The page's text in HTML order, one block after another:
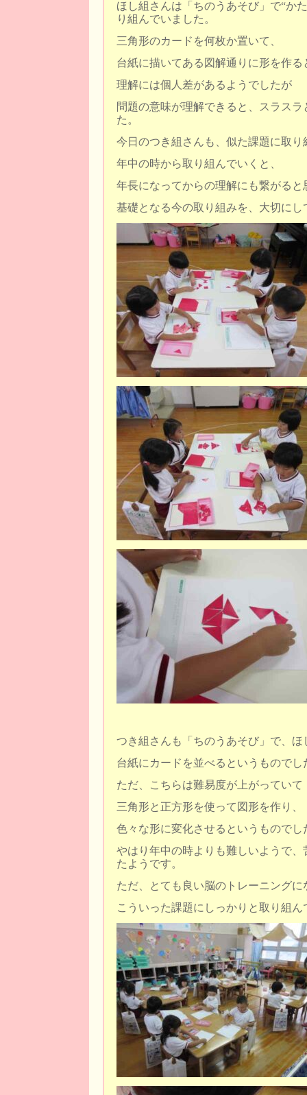
ほし組さんは「ちのうあそび」で“か
り組んでいました。
三角形のカードを何枚か置いて、
台紙に描いてある図解通りに形を作
理解には個人差があるようでしたが
問題の意味が理解できると、スラス
た。
今日のつき組さんも、似た課題に取り
年中の時から取り組んでいくと、
年長になってからの理解にも繋がると
基礎となる今の取り組みを、大切に
つき組さんも「ちのうあそび」で、
台紙にカードを並べるというものでし
ただ、こちらは難易度が上がっていて
三角形と正方形を使って図形を作り、
色々な形に変化させるというものでし
やはり年中の時よりも難しいようで
たようです。
ただ、とても良い脳のトレーニングに
こういった課題にしっかりと取り組